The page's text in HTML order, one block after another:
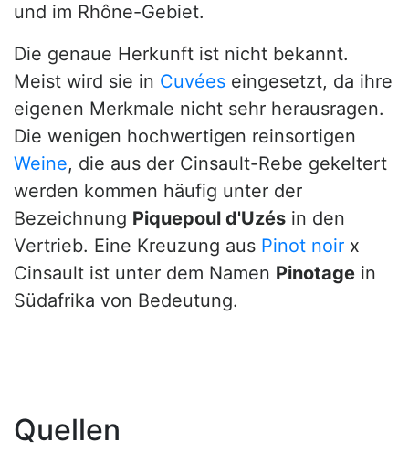
und im Rhône-Gebiet.
Die genaue Herkunft ist nicht bekannt.
Meist wird sie in Cuvées eingesetzt, da ihre
eigenen Merkmale nicht sehr herausragen.
Die wenigen hochwertigen reinsortigen
Weine, die aus der Cinsault-Rebe gekeltert
werden kommen häufig unter der
Bezeichnung Piquepoul d'Uzés in den
Vertrieb. Eine Kreuzung aus Pinot noir x
Cinsault ist unter dem Namen Pinotage in
Südafrika von Bedeutung.
Quellen